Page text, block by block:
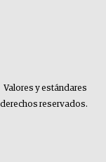
Valores y estándares
reservados.